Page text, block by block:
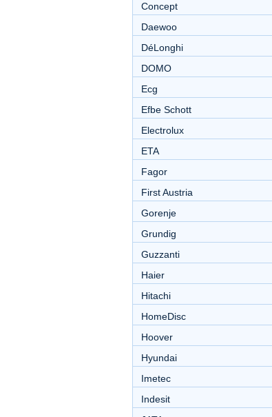
Concept
Daewoo
DéLonghi
DOMO
Ecg
Efbe Schott
Electrolux
ETA
Fagor
First Austria
Gorenje
Grundig
Guzzanti
Haier
Hitachi
HomeDisc
Hoover
Hyundai
Imetec
Indesit